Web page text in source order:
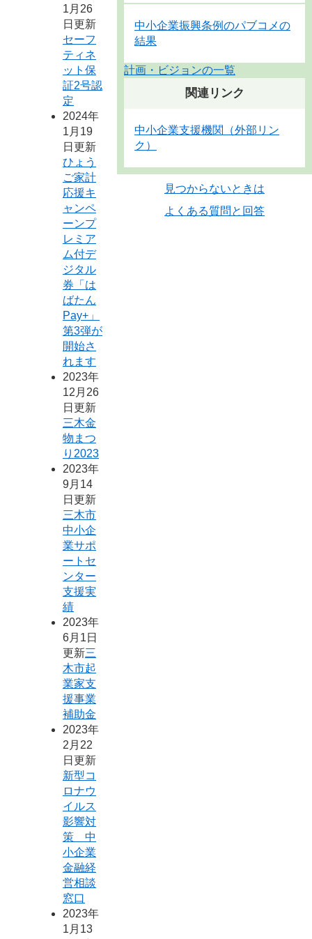
1月26
日更新
セーフ
ティネ
ット保
証2号認
定
2024年
1月19
日更新
ひょう
ご家計
応援キ
ャンペ
ーンプ
レミア
ム付デ
ジタル
券「は
ばたん
Pay+」
第3弾が
開始さ
れます
2023年
12月26
日更新
三木金
物まつ
り2023
2023年
9月14
日更新
三木市
中小企
業サポ
ートセ
ンター
支援実
績
2023年
6月1日
更新三
木市起
業家支
援事業
補助金
2023年
2月22
日更新
新型コ
ロナウ
イルス
影響対
策 中
小企業
金融経
営相談
窓口
2023年
1月13
中小企業振興条例のパブコメの
結果
計画・ビジョンの一覧
関連リンク
中小企業支援機関（外部リン
ク）
見つからないときは
よくある質問と回答